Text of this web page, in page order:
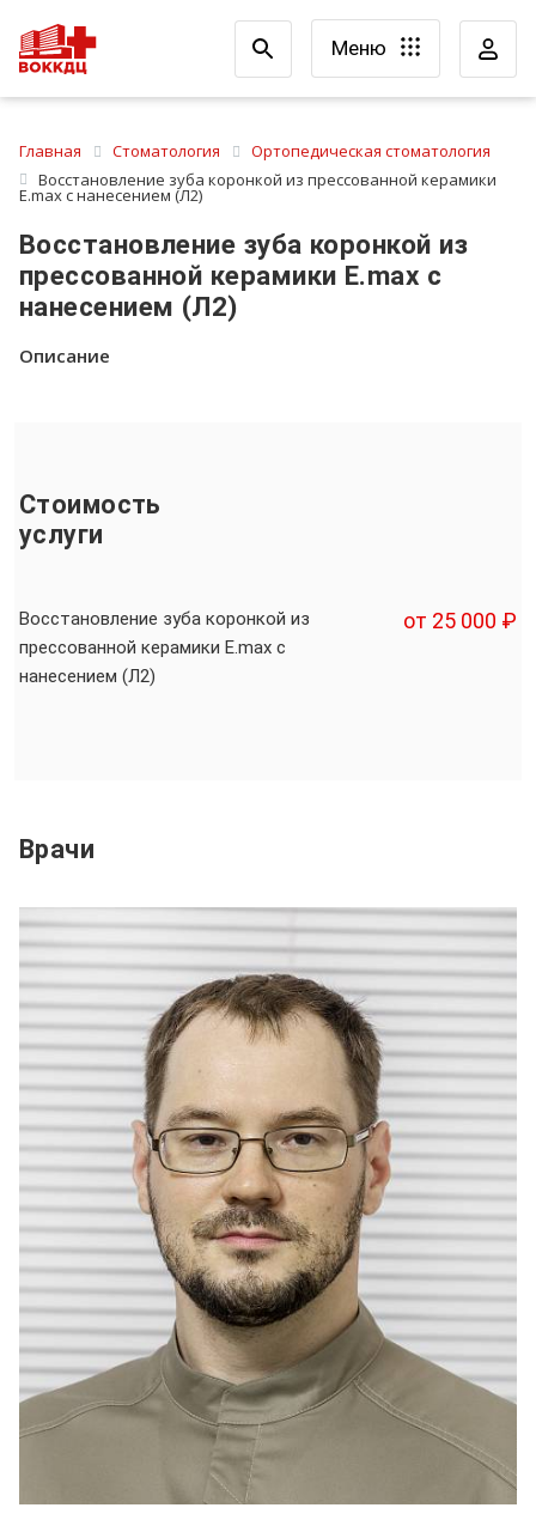
Меню
Главная Стоматология
Ортопедическая стоматология
Восстановление зуба коронкой из прессованной керамики
E.max с нанесением (Л2)
Восстановление зуба коронкой из
прессованной керамики E.max с
нанесением (Л2)
Описание
Стоимость
услуги
Восстановление зуба коронкой из
прессованной керамики E.max с
нанесением (Л2)
от 25 000 ₽
Врачи